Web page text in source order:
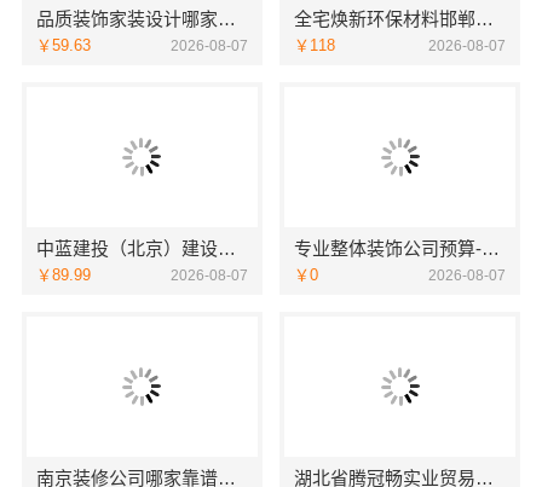
品质装饰家装设计哪家好佛山市雅居美家建筑装饰工程有限公司
￥59.63 2026-08-07
全宅焕新环保材料邯郸至臻全宅新材料有限公司
￥118 2026-08-07
中蓝建投（北京）建设有限公司武功分公司自建房全包装修新中式
￥89.99 2026-08-07
专业整体装饰公司预算-南通宏域全宅装饰建材有限公司
￥0 2026-08-07
南京装修公司哪家靠谱？南京市创亿讯环保全包服务 湖北省腾冠畅实业贸易有限公司：线下轮胎批发公司怎么做